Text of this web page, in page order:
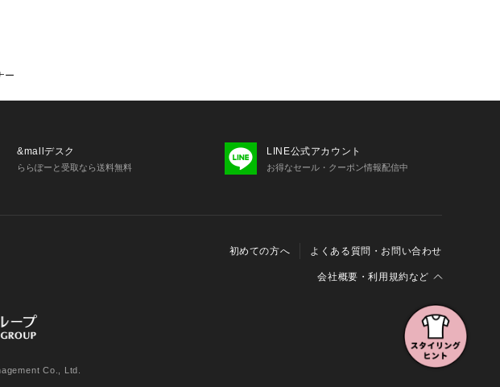
ー
&mallデスク
ららぽーと受取なら送料無料
LINE公式アカウント
お得なセール・クーポン情報配信中
初めての方へ よくある質問・お問い合わせ
会社概要・利用規約など
特定商取引に関する法律に基づく表示
について
Cookieおよびアクセスログについて
三井不動産グループ ソーシャルメディアガイドライン
Co., Ltd.